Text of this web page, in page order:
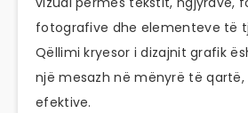
fotografive dhe elementeve të
Qëllimi kryesor i dizajnit grafik
një mesazh në mënyrë të
efektive.